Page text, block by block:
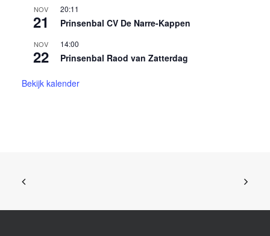
NOV
21
20:11
Prinsenbal CV De Narre-Kappen
NOV
22
14:00
Prinsenbal Raod van Zatterdag
Bekijk kalender